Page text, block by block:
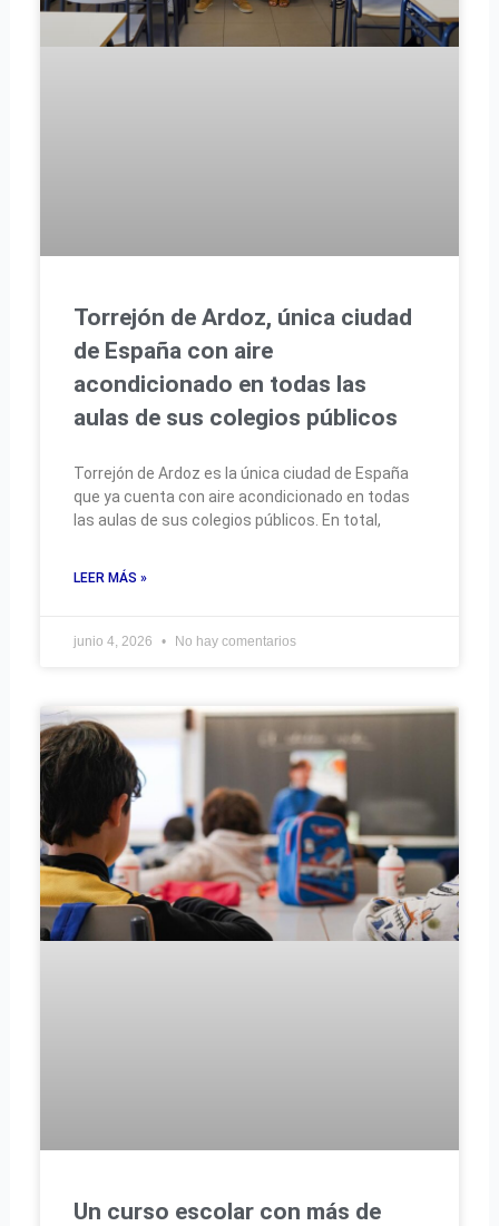
Torrejón de Ardoz, única ciudad
de España con aire
acondicionado en todas las
aulas de sus colegios públicos
Torrejón de Ardoz es la única ciudad de España
que ya cuenta con aire acondicionado en todas
las aulas de sus colegios públicos. En total,
LEER MÁS »
junio 4, 2026 No hay comentarios
Un curso escolar con más de